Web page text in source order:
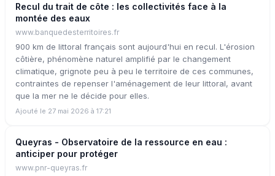
Recul du trait de côte : les collectivités face à la
montée des eaux
www.banquedesterritoires.fr
900 km de littoral français sont aujourd'hui en recul. L'érosion
côtière, phénomène naturel amplifié par le changement
climatique, grignote peu à peu le territoire de ces communes,
contraintes de repenser l'aménagement de leur littoral, avant
que la mer ne le décide pour elles.
Ajouté le 27 mai 2026 à 17:21
Queyras - Observatoire de la ressource en eau :
anticiper pour protéger
www.pnr-queyras.fr